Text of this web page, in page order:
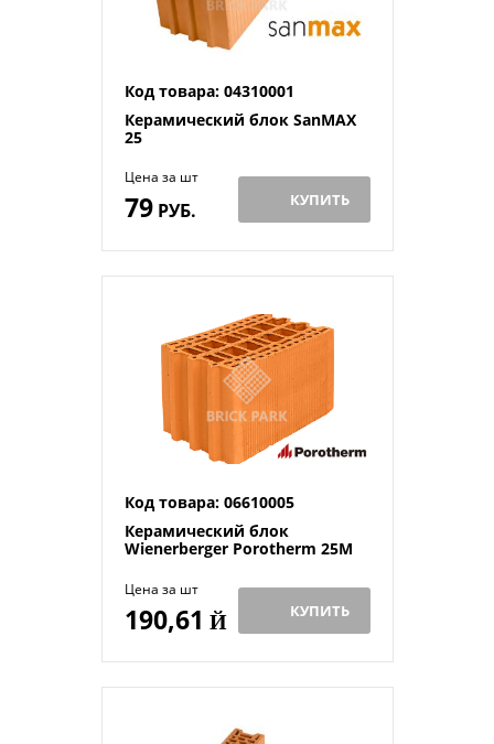
Код товара: 04310001
Керамический блок SanMAX
25
Цена за шт
79РУБ. КУПИТЬ
Код товара: 06610005
Керамический блок
Wienerberger Porotherm 25М
Цена за шт
190,61 Й КУПИТЬ